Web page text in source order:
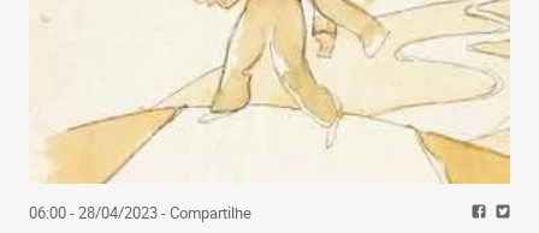
06:00 - 28/04/2023- Compartilhe